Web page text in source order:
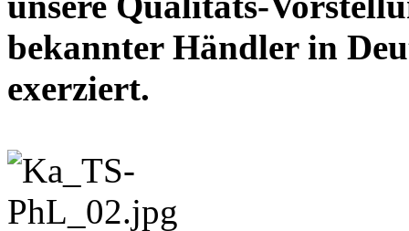
bekannter Händler in
exerziert.